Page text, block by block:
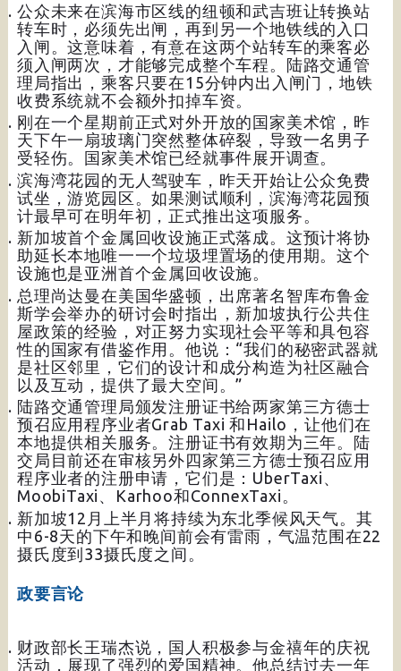
公众未来在滨海市区线的纽顿和武吉班让转换站
转车时，必须先出闸，再到另一个地铁线的入口
入闸。这意味着，有意在这两个站转车的乘客必
须入闸两次，才能够完成整个车程。陆路交通管
理局指出，乘客只要在15分钟内出入闸门，地铁
收费系统就不会额外扣掉车资。
刚在一个星期前正式对外开放的国家美术馆，昨
天下午一扇玻璃门突然整体碎裂，导致一名男子
受轻伤。国家美术馆已经就事件展开调查。
滨海湾花园的无人驾驶车，昨天开始让公众免费
试坐，游览园区。如果测试顺利，滨海湾花园预
计最早可在明年初，正式推出这项服务。
新加坡首个金属回收设施正式落成。这预计将协
助延长本地唯一一个垃圾埋置场的使用期。这个
设施也是亚洲首个金属回收设施。
总理尚达曼在美国华盛顿，出席著名智库布鲁金
斯学会举办的研讨会时指出，新加坡执行公共住
屋政策的经验，对正努力实现社会平等和具包容
性的国家有借鉴作用。他说：“我们的秘密武器就
是社区邻里，它们的设计和成分构造为社区融合
以及互动，提供了最大空间。”
陆路交通管理局颁发注册证书给两家第三方德士
预召应用程序业者Grab Taxi 和Hailo，让他们在
本地提供相关服务。注册证书有效期为三年。陆
交局目前还在审核另外四家第三方德士预召应用
程序业者的注册申请，它们是：UberTaxi、
MoobiTaxi、Karhoo和ConnexTaxi。
新加坡12月上半月将持续为东北季候风天气。其
中6-8天的下午和晚间前会有雷雨，气温范围在22
摄氏度到33摄氏度之间。
政要言论
财政部长王瑞杰说，国人积极参与金禧年的庆祝
活动，展现了强烈的爱国精神。他总结过去一年